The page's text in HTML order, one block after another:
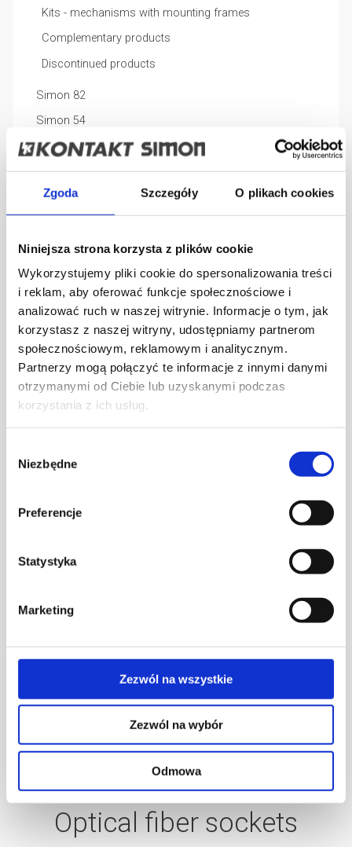
Zgoda Szczegóły O plikach cookies
Niniejsza strona korzysta z plików cookie
Wykorzystujemy pliki cookie do spersonalizowania treści
i reklam, aby oferować funkcje społecznościowe i
analizować ruch w naszej witrynie. Informacje o tym, jak
korzystasz z naszej witryny, udostępniamy partnerom
społecznościowym, reklamowym i analitycznym.
Partnerzy mogą połączyć te informacje z innymi danymi
otrzymanymi od Ciebie lub uzyskanymi podczas
korzystania z ich usług.
zgody
Niezbędne
Preferencje
Statystyka
Marketing
Zezwól na wszystkie
Zezwól na wybór
Odmowa
Kits - mechanisms with mounting frames
Complementary products
Discontinued products
Simon 82
Simon 54
Simon 54 Touch (controllers and touch panels)
Simon 24
Simon Basic
Simon Akord
Simon Aquaclick
Simon Aquarius (IP54)
Connectivity
systems
Furniture products
Floor boxes
Electric vehicle charging stations
Optical fiber sockets